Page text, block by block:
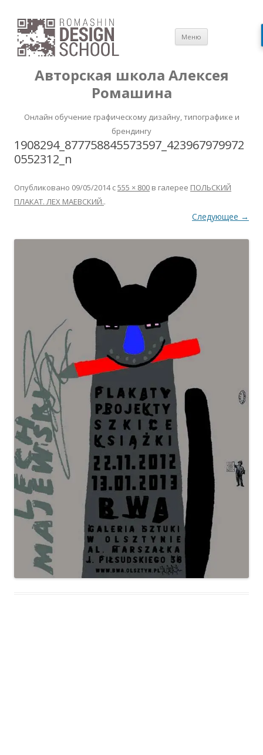
Авторская школа Алексея
Ромашина
Онлайн обучение графическому дизайну, типографике и
брендингу
Меню
содержимому
1908294_877758845573597_423967979972
0552312_n
Опубликовано 09/05/2014с555 × 800 в галерее ПОЛЬСКИЙ
ПЛАКАТ. ЛЕХ МАЕВСКИЙ..
Следующее →